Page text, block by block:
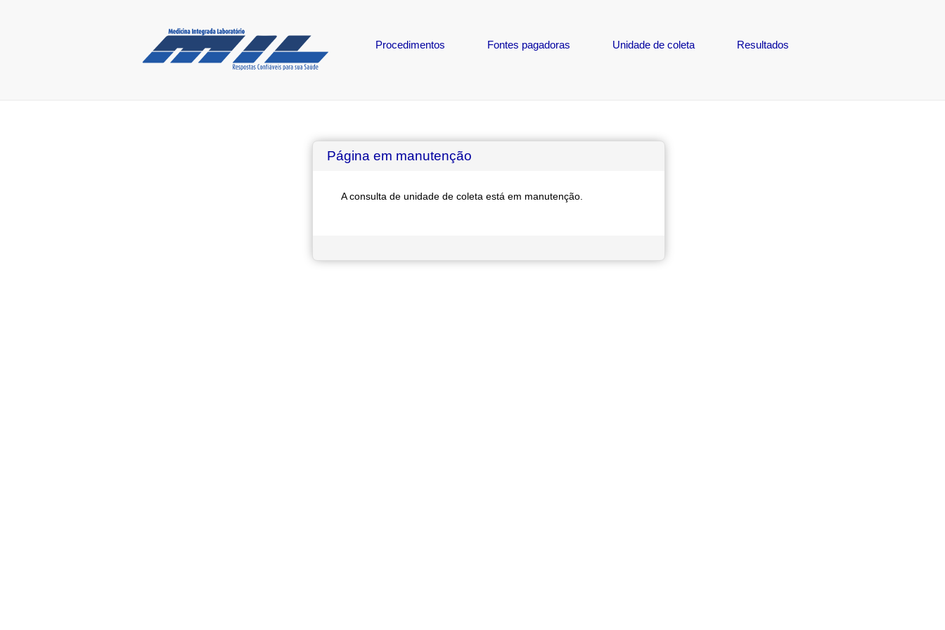
Procedimentos Fontes pagadoras Unidade de coleta Resultados
Página em manutenção
A consulta de unidade de coleta está em manutenção.